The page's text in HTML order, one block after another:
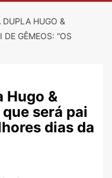
DUPLA HUGO &
GÊMEOS: “OS
Hugo &
será pai
dias da